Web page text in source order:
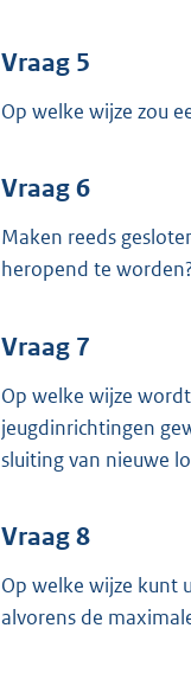
Vraag 5
Op welke wijze zou
Vraag 6
Maken reeds
heropend te
Vraag 7
Op welke wijze
jeugdinrichtingen
sluiting van nieuwe
Vraag 8
Op welke wijze kunt
alvorens de